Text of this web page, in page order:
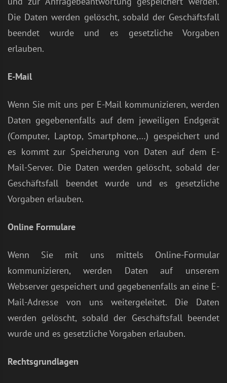
Die Daten werden gelöscht, sobald der Geschäftsfall
beendet wurde und es gesetzliche Vorgaben
erlauben.
E-Mail
Wenn Sie mit uns per E-Mail kommunizieren, werden
Daten gegebenenfalls auf dem jeweiligen Endgerät
(Computer, Laptop, Smartphone,…) gespeichert und
es kommt zur Speicherung von Daten auf dem E-
Mail-Server. Die Daten werden gelöscht, sobald der
Geschäftsfall beendet wurde und es gesetzliche
Vorgaben erlauben.
Online Formulare
Wenn Sie mit uns mittels Online-Formular
kommunizieren, werden Daten auf unserem
Webserver gespeichert und gegebenenfalls an eine E-
Mail-Adresse von uns weitergeleitet. Die Daten
werden gelöscht, sobald der Geschäftsfall beendet
wurde und es gesetzliche Vorgaben erlauben.
Rechtsgrundlagen